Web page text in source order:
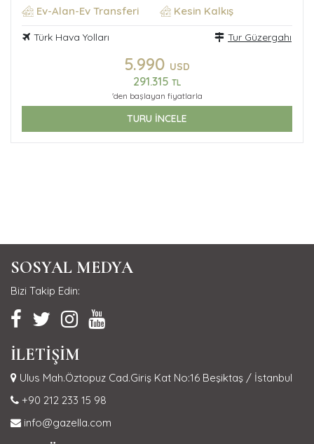
Ev-Alan-Ev Transferi
Kesin Kalkış
Türk Hava Yolları Tur Güzergahı
5.990 USD
291.315 TL
'den başlayan fiyatlarla
TURU İNCELE
SOSYAL MEDYA
Bizi Takip Edin:
İLETİŞİM
Ulus Mah.Öztopuz Cad.Giriş Kat No:16 Beşiktaş / İstanbul
+90 212 233 15 98
info@gazella.com